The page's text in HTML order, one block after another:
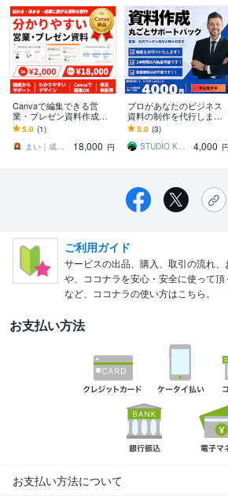
Canvaで編集できる営
業・プレゼン資料作成し
ます 納品後も文字や画像
を自分で編集可能。情報
整理からサポート
5.0 (1)
まい｜成果につながる構成・デザイン
18,000 円
プロがあなたのビジネス
資料の制作を代行します
「AI任せにしない、安心
と信頼の資料づくり。」
5.0 (3)
STUDIO KARAS
4,000 円
ご利用ガイド
サービスの出品、購入、取引の流れ
や、ココナラを安心・安全に使って
など、ココナラの使い方はこちら。
お支払い方法
お支払い方法について